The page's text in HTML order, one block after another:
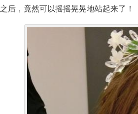
之后，竟然可以摇摇晃晃地站起来了！